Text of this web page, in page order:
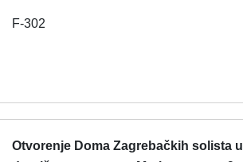
F-302
Otvorenje Doma Zagrebačkih solista u